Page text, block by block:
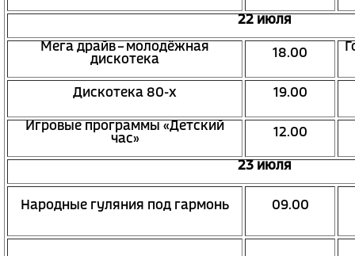
22 июля
Мега драйв – молодёжная
дискотека
18.00
Дискотека 80-х 19.00
Игровые программы «Детский
час»
12.00
23 июля
Народные гуляния под гармонь 09.00